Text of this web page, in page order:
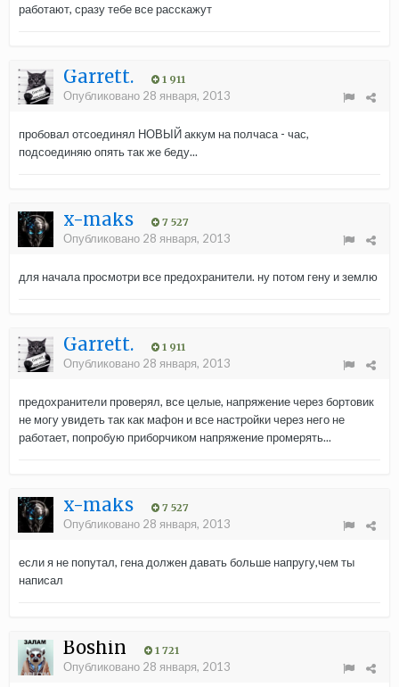
работают, сразу тебе все расскажут
Garrett. 1 911
Опубликовано 28 января, 2013
пробовал отсоединял НОВЫЙ аккум на полчаса - час,
подсоединяю опять так же беду...
x-maks 7 527
Опубликовано 28 января, 2013
для начала просмотри все предохранители. ну потом гену и землю
Garrett. 1 911
Опубликовано 28 января, 2013
предохранители проверял, все целые, напряжение через бортовик
не могу увидеть так как мафон и все настройки через него не
работает, попробую приборчиком напряжение промерять...
x-maks 7 527
Опубликовано 28 января, 2013
если я не попутал, гена должен давать больше напругу,чем ты
написал
Boshin 1 721
Опубликовано 28 января, 2013